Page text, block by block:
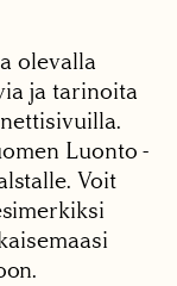
olevalla
ja tarinoita
Luonto -
Voit